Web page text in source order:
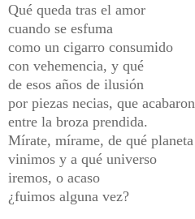
Qué queda tras el amor
cuando se esfuma
como un cigarro consumido
con vehemencia, y qué
de esos años de ilusión
por piezas necias, que acabaron
entre la broza prendida.
Mírate, mírame, de qué planeta
vinimos y a qué universo
iremos, o acaso
¿fuimos alguna vez?